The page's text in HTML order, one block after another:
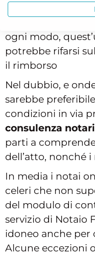
della parcella
ogni modo,
potrebbe rifarsi
il rimborso
Nel dubbio, e
sarebbe
condizioni in via
consulenza
parti a
dell’atto, nonché
In media i notai
celeri che non
del modulo di
servizio di Notaio
idoneo anche per
Alcune eccezioni